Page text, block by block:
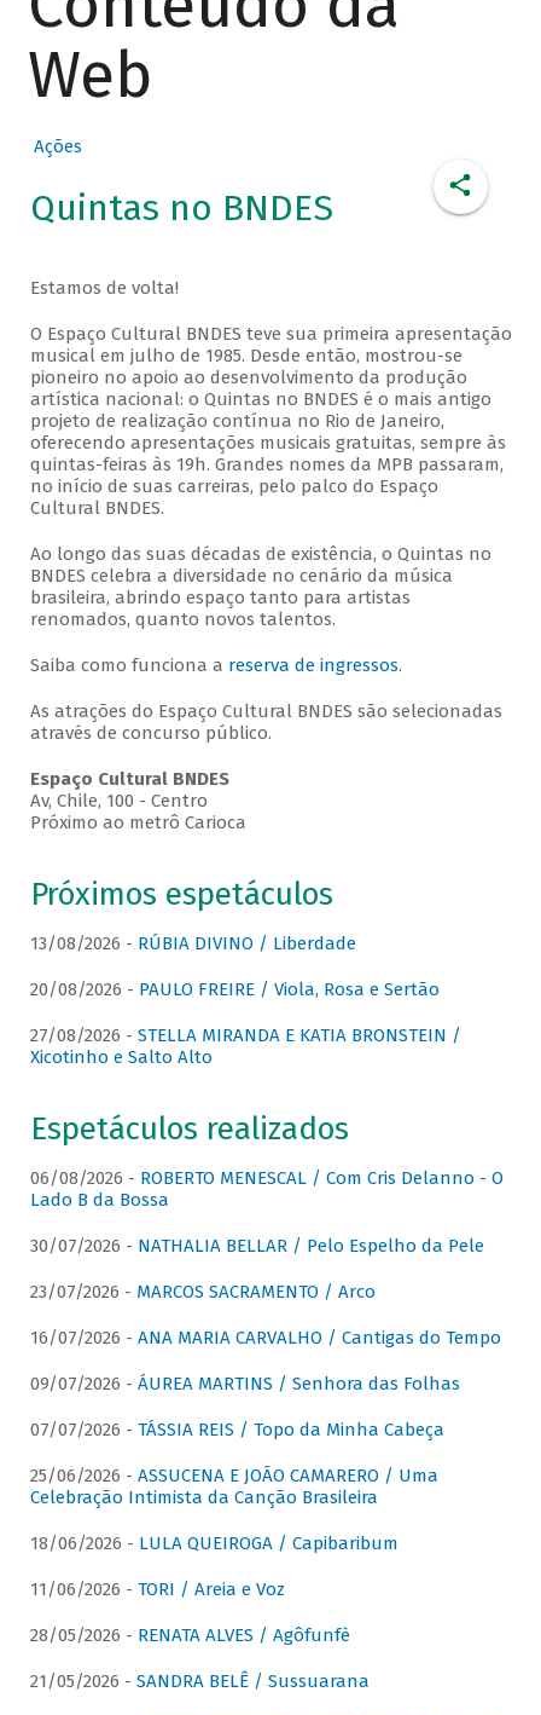
Web
Ações
Quintas no BNDES
Estamos de volta!
O Espaço Cultural BNDES teve sua primeira apresentação
musical em julho de 1985. Desde então, mostrou-se
pioneiro no apoio ao desenvolvimento da produção
artística nacional: o Quintas no BNDES é o mais antigo
projeto de realização contínua no Rio de Janeiro,
oferecendo apresentações musicais gratuitas, sempre às
quintas-feiras às 19h. Grandes nomes da MPB passaram,
no início de suas carreiras, pelo palco do Espaço
Cultural BNDES.
Ao longo das suas décadas de existência, o Quintas no
BNDES celebra a diversidade no cenário da música
brasileira, abrindo espaço tanto para artistas
renomados, quanto novos talentos.
Saiba como funciona a reserva de ingressos.
As atrações do Espaço Cultural BNDES são selecionadas
através de concurso público.
Espaço Cultural BNDES
Av, Chile, 100 - Centro
Próximo ao metrô Carioca
Próximos espetáculos
13/08/2026 - RÚBIA DIVINO / Liberdade
20/08/2026 - PAULO FREIRE / Viola, Rosa e Sertão
27/08/2026 - STELLA MIRANDA E KATIA BRONSTEIN /
Xicotinho e Salto Alto
Espetáculos realizados
06/08/2026 - ROBERTO MENESCAL / Com Cris Delanno - O
Lado B da Bossa
30/07/2026 - NATHALIA BELLAR / Pelo Espelho da Pele
23/07/2026 - MARCOS SACRAMENTO / Arco
16/07/2026 - ANA MARIA CARVALHO / Cantigas do Tempo
09/07/2026 - ÁUREA MARTINS / Senhora das Folhas
07/07/2026 - TÁSSIA REIS / Topo da Minha Cabeça
25/06/2026 - ASSUCENA E JOÃO CAMARERO / Uma
Celebração Intimista da Canção Brasileira
18/06/2026 - LULA QUEIROGA / Capibaribum
11/06/2026 - TORI / Areia e Voz
28/05/2026 - RENATA ALVES / Agôfunfè
21/05/2026 - SANDRA BELÊ / Sussuarana